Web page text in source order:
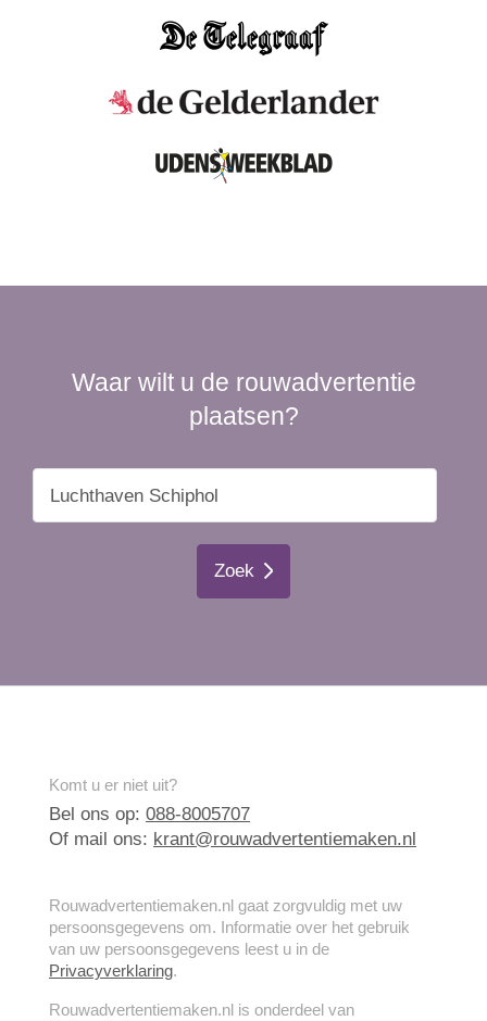
Waar wilt u de rouwadvertentie
plaatsen?
Zoek
Komt u er niet uit?
Bel ons op: 088-8005707
Of mail ons: krant@rouwadvertentiemaken.nl
Rouwadvertentiemaken.nl gaat zorgvuldig met uw
persoonsgegevens om. Informatie over het gebruik
van uw persoonsgegevens leest u in de
Privacyverklaring.
Rouwadvertentiemaken.nl is onderdeel van